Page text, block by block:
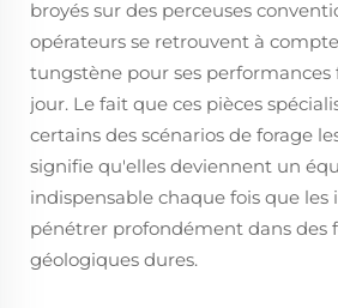
broyés sur des perceuses
opérateurs se retrouvent à
tungstène pour ses performances
jour. Le fait que ces pièces
certains des scénarios de forage
signifie qu'elles deviennent un
indispensable chaque fois que
pénétrer profondément dans des
géologiques dures.